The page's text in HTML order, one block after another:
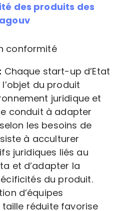
des produits des
conformité
Chaque start-up d’Etat
du produit
juridique et
conduit à adapter
les besoins de
à acculturer
juridiques liés au
et d’adapter la
du produit.
d’équipes
réduite favorise